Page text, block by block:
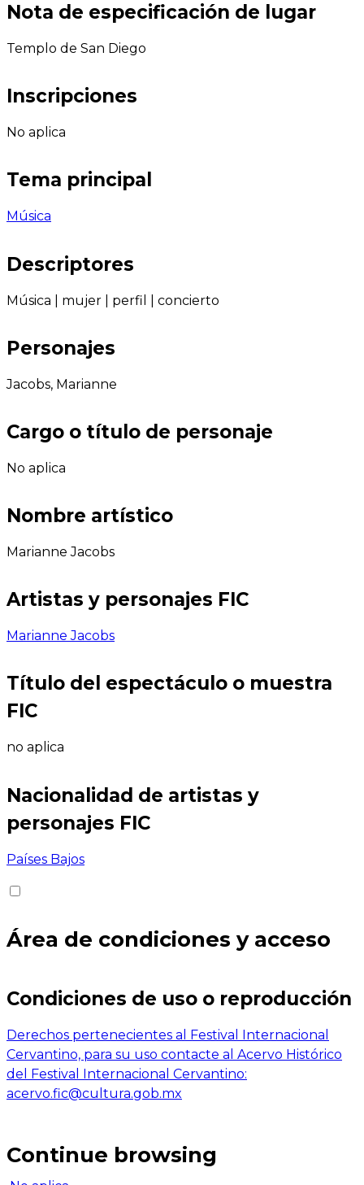
Nota de especificación de lugar
Templo de San Diego
Inscripciones
No aplica
Tema principal
Música
Descriptores
Música mujer perfil concierto
Personajes
Jacobs, Marianne
Cargo o título de personaje
No aplica
Nombre artístico
Marianne Jacobs
Artistas y personajes FIC
Marianne Jacobs
Título del espectáculo o muestra
FIC
no aplica
Nacionalidad de artistas y
personajes FIC
Países Bajos
Área de condiciones y acceso
Condiciones de uso o reproducción
Derechos pertenecientes al Festival Internacional
Cervantino, para su uso contacte al Acervo Histórico
del Festival Internacional Cervantino:
acervo.fic@cultura.gob.mx
Continue browsing